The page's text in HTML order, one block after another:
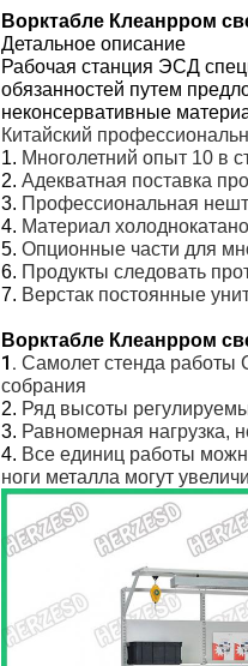
Ворктабле Клеанрром
Детальное описание
Рабочая станция ЭСД
обязанностей путем
неконсервативные
Китайский
1. Многолетний опыт 10 в
2. Адекватная поставка
3. Профессиональная
4. Материал
5. Опционные части для
6. Продукты следовать
7. Верстак постоянные
Ворктабле Клеанрром
1. Самолет стенда работы
собрания
2. Ряд высоты
3. Равномерная нагрузка,
4. Все единиц работы
ноги металла могут